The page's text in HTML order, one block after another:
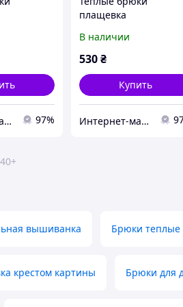
0306\1
Интернет-магазин "Tais kids" одежда для девочек 97%
плащевка
мальчика код 0306\1
134
В наличии
530₴
Купить
Интернет-магазин "Tais kids" одежда для девочек
вышиванка Брюки теплые
крестом картины Брюки для